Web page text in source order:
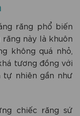
răng phổ biến
này là khuôn
không quá nhỏ,
tương đồng với
nhiên gần như
chiếc răng sứ